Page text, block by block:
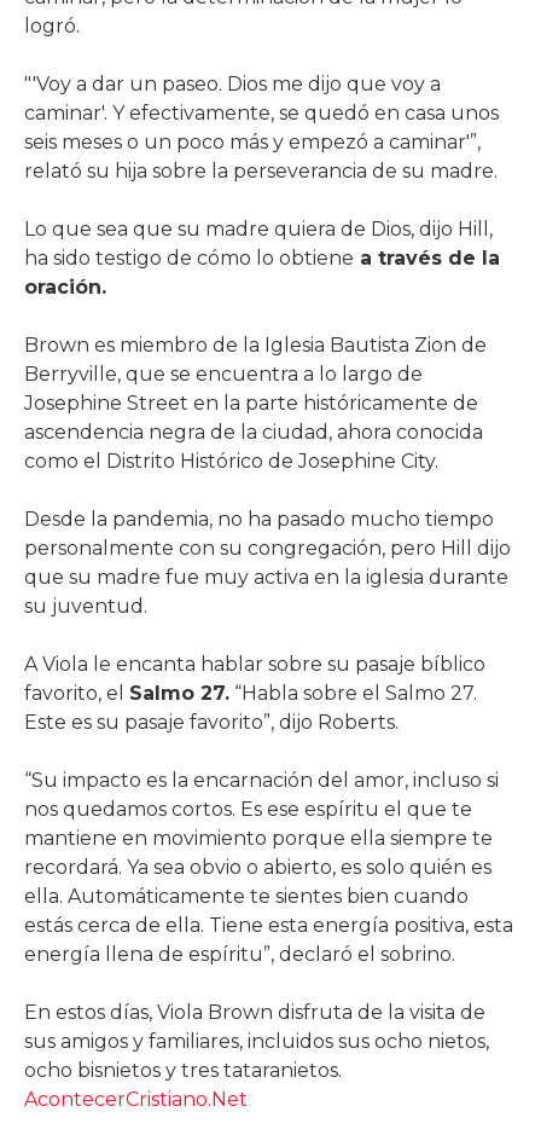
logró.
"'Voy a dar un paseo. Dios me dijo que voy a
caminar'. Y efectivamente, se quedó en casa unos
seis meses o un poco más y empezó a caminar'”,
relató su hija sobre la perseverancia de su madre.
Lo que sea que su madre quiera de Dios, dijo Hill,
ha sido testigo de cómo lo obtiene a través de la
oración.
Brown es miembro de la Iglesia Bautista Zion de
Berryville, que se encuentra a lo largo de
Josephine Street en la parte históricamente de
ascendencia negra de la ciudad, ahora conocida
como el Distrito Histórico de Josephine City.
Desde la pandemia, no ha pasado mucho tiempo
personalmente con su congregación, pero Hill dijo
que su madre fue muy activa en la iglesia durante
su juventud.
A Viola le encanta hablar sobre su pasaje bíblico
favorito, el Salmo 27. “Habla sobre el Salmo 27.
Este es su pasaje favorito”, dijo Roberts.
“Su impacto es la encarnación del amor, incluso si
nos quedamos cortos. Es ese espíritu el que te
mantiene en movimiento porque ella siempre te
recordará. Ya sea obvio o abierto, es solo quién es
ella. Automáticamente te sientes bien cuando
estás cerca de ella. Tiene esta energía positiva, esta
energía llena de espíritu”, declaró el sobrino.
En estos días, Viola Brown disfruta de la visita de
sus amigos y familiares, incluidos sus ocho nietos,
ocho bisnietos y tres tataranietos.
AcontecerCristiano.Net